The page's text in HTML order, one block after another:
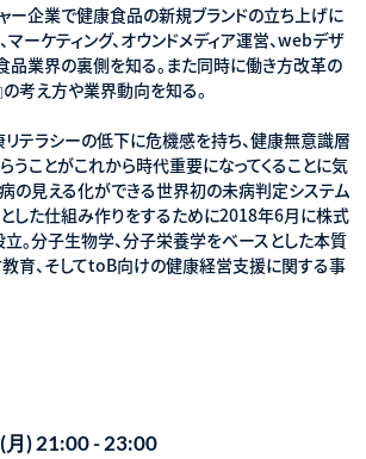
ー企業で健康食品の新規ブランドの立ち上げに
ーケティング、オウンドメディア運営、webデザ
品業界の裏側を知る。また同時に働き方改革の
の考え方や業界動向を知る。
テラシーの低下に危機感を持ち、健康無意識層
うことがこれから時代重要になってくることに気
病の見える化ができる世界初の未病判定システム
とした仕組み作りをするために2018年6月に株式
。分子生物学、分子栄養学をベースとした本質
育、そしてtoB向けの健康経営支援に関する事
) 21:00 - 23:00